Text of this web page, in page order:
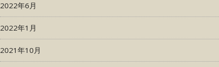
2022年6月
2022年1月
2021年10月